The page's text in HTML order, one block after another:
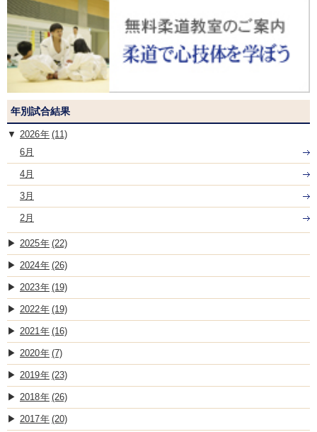
年別試合結果
2026
(11)
6月
4月
3月
2月
2025 (22)
2024 (26)
2023 (19)
2022 (19)
2021 (16)
2020 (7)
2019 (23)
2018 (26)
2017 (20)